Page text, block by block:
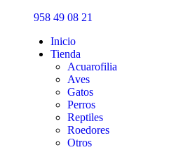
958 49 08 21
Inicio
Tienda
Acuarofilia
Aves
Gatos
Perros
Reptiles
Roedores
Otros
Inicio